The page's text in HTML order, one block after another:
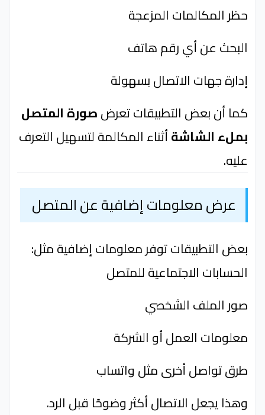
حظر المكالمات المزعجة
البحث عن أي رقم هاتف
إدارة جهات الاتصال بسهولة
كما أن بعض التطبيقات تعرضصورة المتصل
بملء الشاشةأثناء المكالمة لتسهيل التعرف
عليه.
عرض معلومات إضافية عن المتصل
بعض التطبيقات توفر معلومات إضافية مثل:
الحسابات الاجتماعية للمتصل
صور الملف الشخصي
معلومات العمل أو الشركة
طرق تواصل أخرى مثل واتساب
وهذا يجعل الاتصال أكثر وضوحًا قبل الرد.